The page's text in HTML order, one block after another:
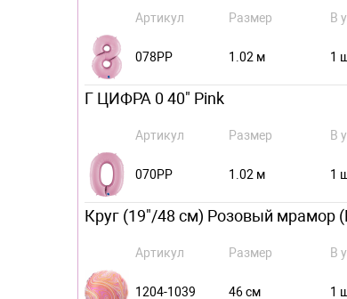
Артикул Размер В
078PP 1.02 м 1
Г ЦИФРА 0 40" Pink
Артикул Размер В
070PP 1.02 м 1
Круг (19"/48 см) Розовый мрамор
Артикул Размер В
1204-1039 46 см 1